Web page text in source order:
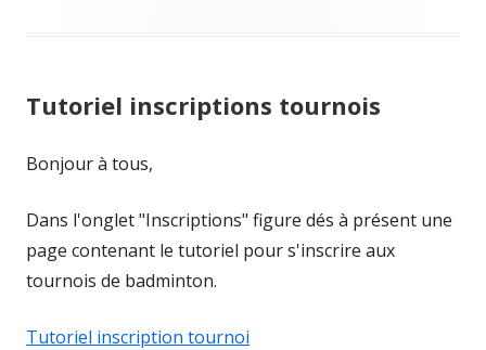
Tutoriel inscriptions tournois
Bonjour à tous,
Dans l'onglet "Inscriptions" figure dés à présent une
page contenant le tutoriel pour s'inscrire aux
tournois de badminton.
Tutoriel inscription tournoi